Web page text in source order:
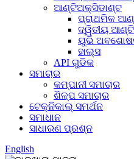
ଆଣ୍ଟିଅକ୍ସିଡାଣ୍ଟ
ପ୍ରାଥମିକ
ଦ୍ୱିତୀୟ
ୟୁଭି
ହାଲ୍ସ
API ଗୁଡିକ
ସମାଚାର
କମ୍ପାନୀ ସମାଚାର
ଶିଳ୍ପ ସମାଚାର
ଟେକ୍ନିକାଲ୍ ସମର୍ଥନ
ସମାଧାନ
ସାଧାରଣ ପ୍ରଶ୍ନ
English